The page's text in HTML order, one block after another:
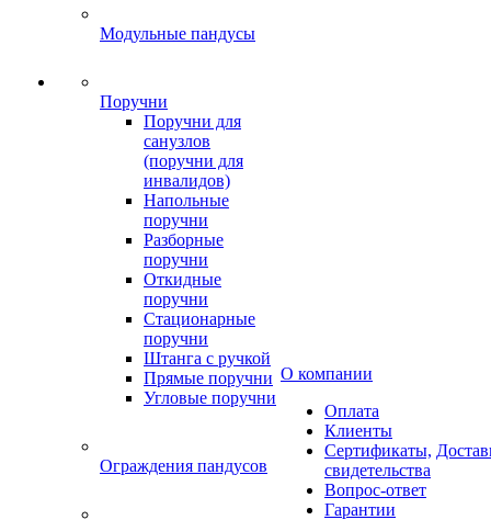
Модульные пандусы
Поручни
Поручни для
санузлов
(поручни для
инвалидов)
Напольные
поручни
Разборные
поручни
Откидные
поручни
Стационарные
поручни
Штанга с ручкой
Прямые поручни
Угловые поручни
Ограждения пандусов
О компании
Оплата
Клиенты
Сертификаты,
свидетельства
Вопрос-ответ
Гарантии